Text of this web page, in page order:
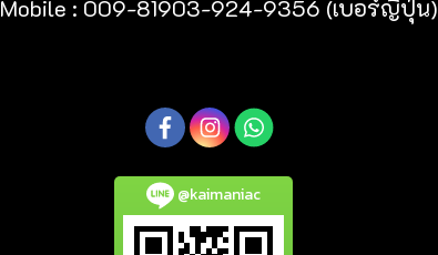
Mobile : 009-81903-924-9356 (เบอร์ญี่ปุ่น)
@kaimaniac